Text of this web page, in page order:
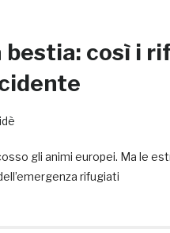
bestia: così i
gli animi europei. Ma le
rifugiati